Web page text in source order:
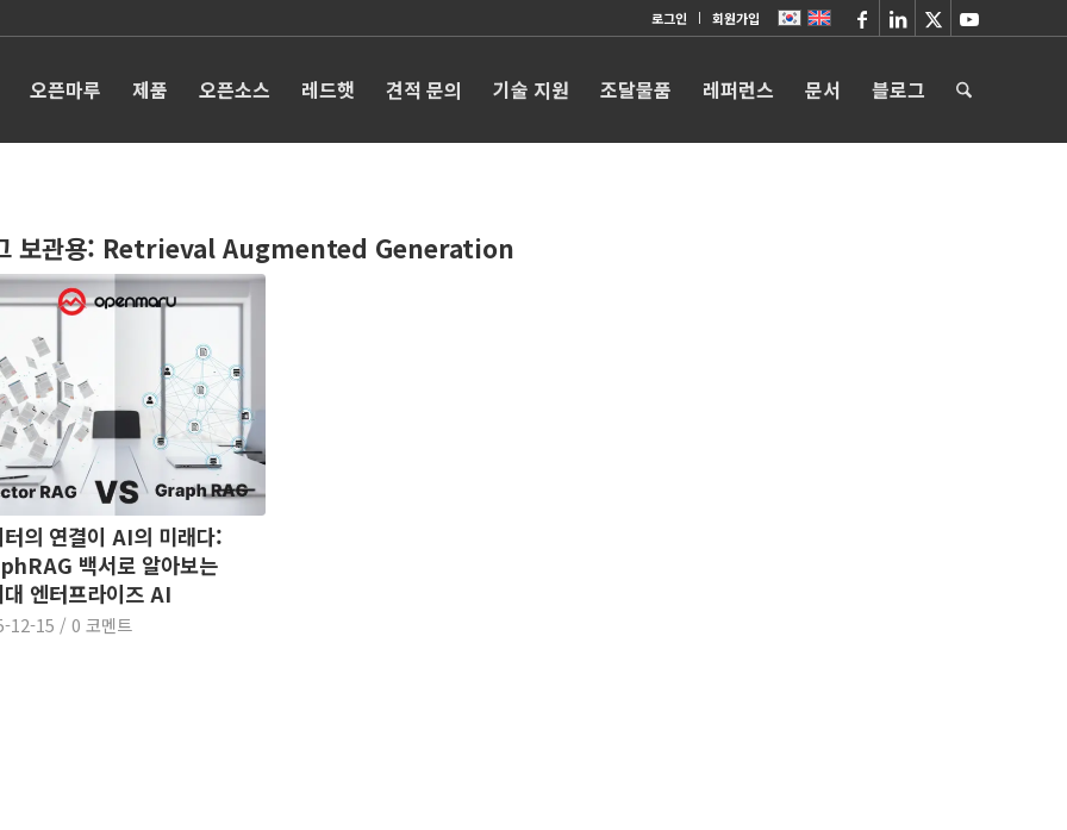
로그인 회원가입
오픈마루 제품 오픈소스 레드햇 견적 문의 기술 지원 조달물품 레퍼런스 문서 블로그
보관용: Retrieval Augmented Generation
의 연결이 AI의 미래다:
백서로 알아보는
엔터프라이즈 AI
12-15 / 0 코멘트